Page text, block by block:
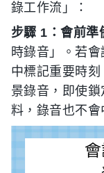
錄工作流」：
步驟 1：會前準
時錄音」。若
中標記重要時
景錄音，即使
料，錄音也不會